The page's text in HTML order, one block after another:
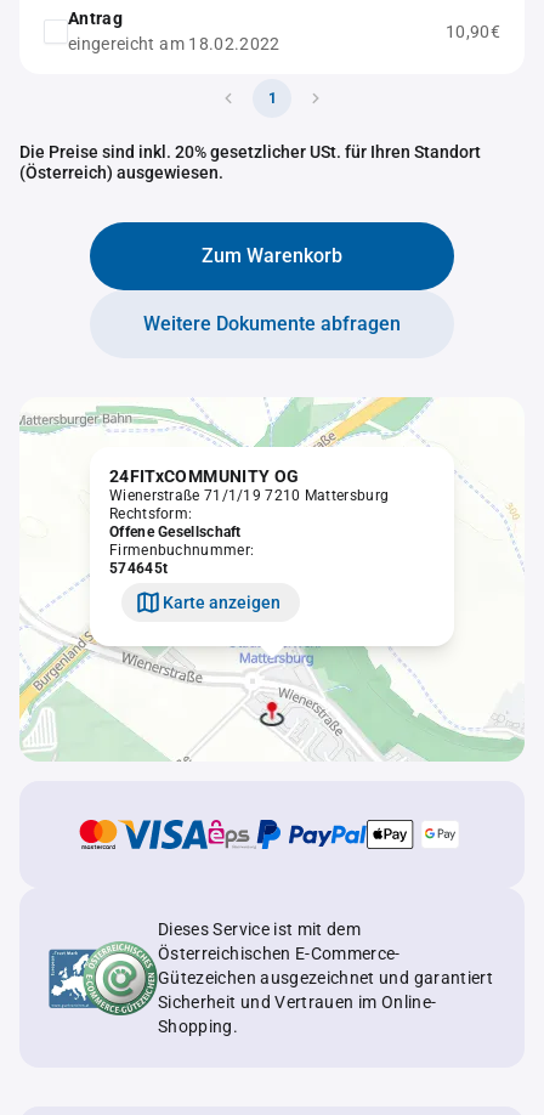
Antrag
eingereicht am 18.02.2022
10,90€
1
Die Preise sind inkl. 20% gesetzlicher USt. für Ihren Standort
(Österreich) ausgewiesen.
Zum Warenkorb
Weitere Dokumente abfragen
24FITxCOMMUNITY OG
Wienerstraße 71/1/19 7210 Mattersburg
Rechtsform:
Offene Gesellschaft
Firmenbuchnummer:
574645t
Karte anzeigen
Dieses Service ist mit dem
Österreichischen E-Commerce-
Gütezeichen ausgezeichnet und garantiert
Sicherheit und Vertrauen im Online-
Shopping.